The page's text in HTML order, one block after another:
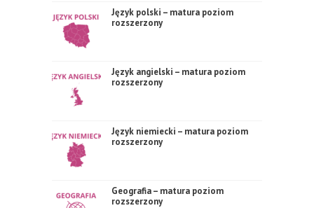
Język polski – matura poziom
rozszerzony
Język angielski – matura poziom
rozszerzony
Język niemiecki – matura poziom
rozszerzony
Geografia – matura poziom
rozszerzony